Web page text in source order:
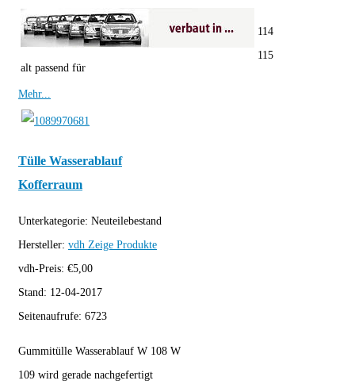
alt passend für
114
115
Mehr...
Tülle Wasserablauf
Kofferraum
Unterkategorie: Neuteilebestand
Hersteller: vdh Zeige Produkte
vdh-Preis: €5,00
Stand: 12-04-2017
Seitenaufrufe: 6723
Gummitülle Wasserablauf W 108 W
109 wird gerade nachgefertigt